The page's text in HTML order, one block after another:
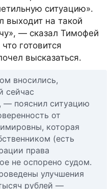
ситуацию».
выходит на такой
— сказал Тимофей
готовится
высказаться.
вносились,
сейчас
— пояснил ситуацию
от
которая
(есть
права
не оспорено судом.
улучшения
рублей —